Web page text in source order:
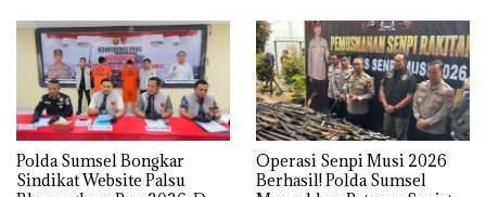
Polda Sumsel Bongkar
Sindikat Website Palsu
Operasi Senpi Musi 2026
Berhasil! Polda Sumsel